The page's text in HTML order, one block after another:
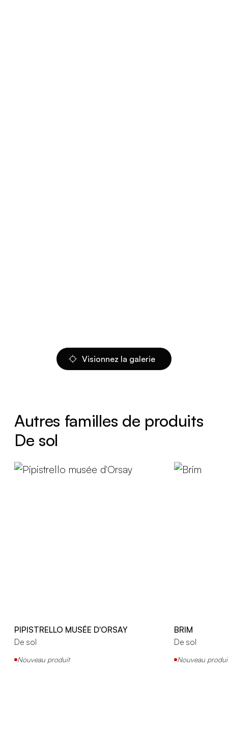
Visionnez la galerie
Autres familles de produits
De sol
PIPISTRELLO MUSÉE D'ORSAY
De sol
Nouveau produit
BRIM
De sol
Nouveau